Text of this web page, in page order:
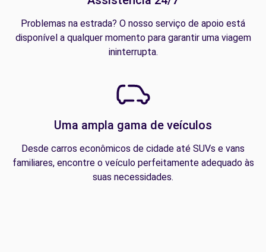
Problemas na estrada? O nosso serviço de apoio está
disponível a qualquer momento para garantir uma viagem
ininterrupta.
Uma ampla gama de veículos
Desde carros econômicos de cidade até SUVs e vans
familiares, encontre o veículo perfeitamente adequado às
suas necessidades.